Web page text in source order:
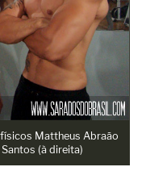
Mattheus Abraão
(à direita)